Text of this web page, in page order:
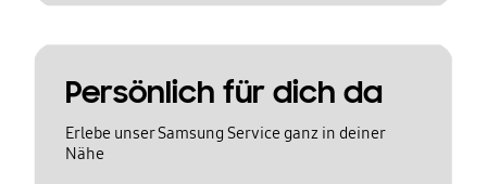
Persönlich für dich da
Erlebe unser Samsung Service ganz in deiner
Nähe